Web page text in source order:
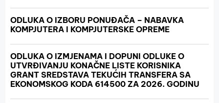
ODLUKA O IZBORU PONUĐAČA – NABAVKA
KOMPJUTERA I KOMPJUTERSKE OPREME
ODLUKA O IZMJENAMA I DOPUNI ODLUKE O
UTVRĐIVANJU KONAČNE LISTE KORISNIKA
GRANT SREDSTAVA TEKUĆIH TRANSFERA SA
EKONOMSKOG KODA 614500 ZA 2026. GODINU